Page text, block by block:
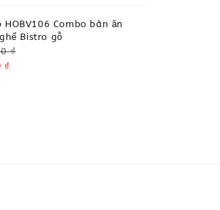
HOBV106 Combo bàn ăn
Bistro gỗ
₫
₫